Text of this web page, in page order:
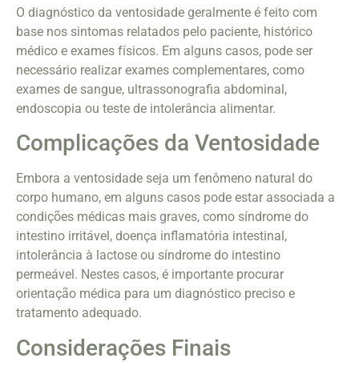
O diagnóstico da ventosidade geralmente é feito com
base nos sintomas relatados pelo paciente, histórico
médico e exames físicos. Em alguns casos, pode ser
necessário realizar exames complementares, como
exames de sangue, ultrassonografia abdominal,
endoscopia ou teste de intolerância alimentar.
Complicações da Ventosidade
Embora a ventosidade seja um fenômeno natural do
corpo humano, em alguns casos pode estar associada a
condições médicas mais graves, como síndrome do
intestino irritável, doença inflamatória intestinal,
intolerância à lactose ou síndrome do intestino
permeável. Nestes casos, é importante procurar
orientação médica para um diagnóstico preciso e
tratamento adequado.
Considerações Finais